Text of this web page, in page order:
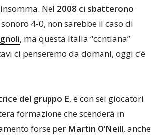
Nel 2008 ci sbatterono
4-0, non sarebbe il caso di
, ma questa Italia “contiana”
ci penseremo da domani, oggi c’è
del gruppo E, e con sei giocatori
formazione che scenderà in
forse per Martin O’Neill, anche